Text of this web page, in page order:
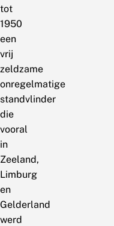
tot
1950
een
vrij
zeldzame
onregelmatige
standvlinder
die
vooral
in
Zeeland,
Limburg
en
Gelderland
werd